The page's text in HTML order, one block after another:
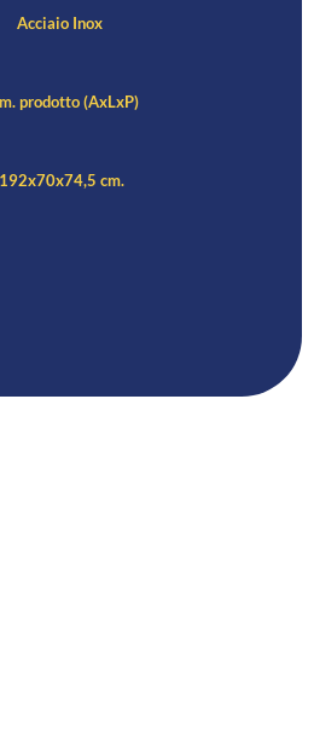
Acciaio Inox
prodotto (AxLxP)
192x70x74,5 cm.